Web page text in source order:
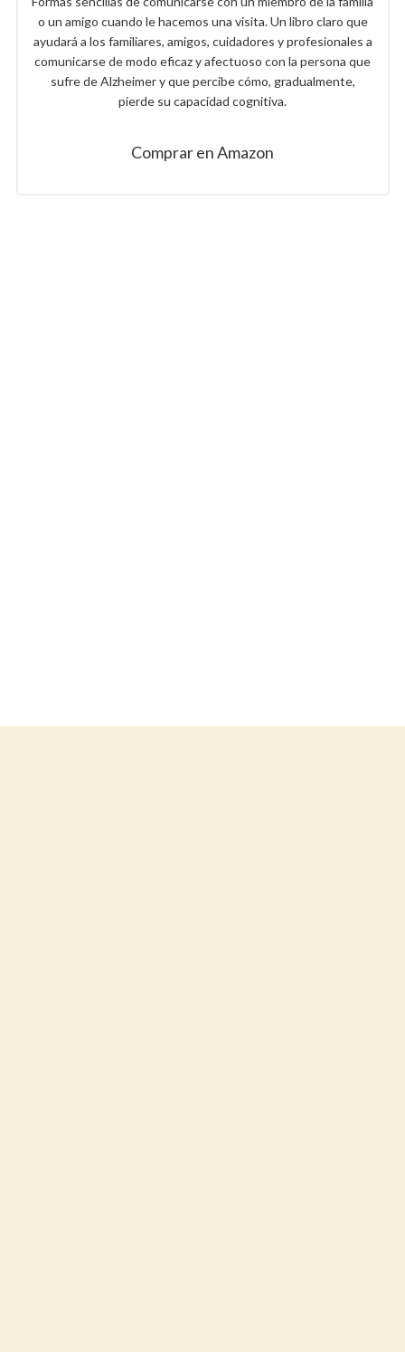
o un amigo cuando le hacemos una visita. Un libro claro que
ayudará a los familiares, amigos, cuidadores y profesionales a
comunicarse de modo eficaz y afectuoso con la persona que
sufre de Alzheimer y que percibe cómo, gradualmente,
pierde su capacidad cognitiva.
Comprar en Amazon